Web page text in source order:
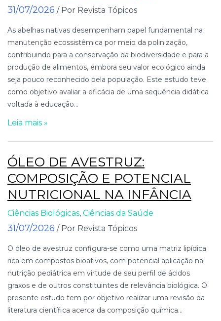
31/07/2026 / Por Revista Tópicos
As abelhas nativas desempenham papel fundamental na
manutenção ecossistêmica por meio da polinização,
contribuindo para a conservação da biodiversidade e para a
produção de alimentos, embora seu valor ecológico ainda
seja pouco reconhecido pela população. Este estudo teve
como objetivo avaliar a eficácia de uma sequência didática
voltada à educação...
Leia mais »
ÓLEO DE AVESTRUZ:
COMPOSIÇÃO E POTENCIAL
NUTRICIONAL NA INFÂNCIA
Ciências Biológicas, Ciências da Saúde
31/07/2026 / Por Revista Tópicos
O óleo de avestruz configura-se como uma matriz lipídica
rica em compostos bioativos, com potencial aplicação na
nutrição pediátrica em virtude de seu perfil de ácidos
graxos e de outros constituintes de relevância biológica. O
presente estudo tem por objetivo realizar uma revisão da
literatura científica acerca da composição química...